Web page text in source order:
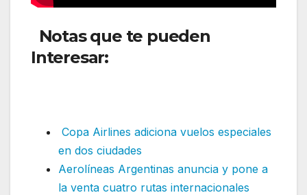
Notas que te pueden
Interesar:
Copa Airlines adiciona vuelos especiales
en dos ciudades
Aerolíneas Argentinas anuncia y pone a
la venta cuatro rutas internacionales